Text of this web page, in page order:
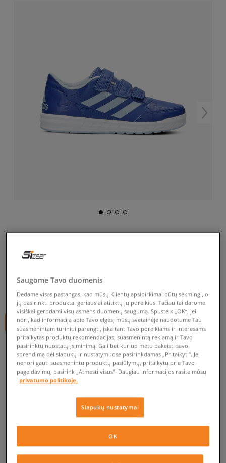
vaikams, kedai
20€
+ 20 tšk.SizeerClub
Prekė neprieinama
Jei prekė vėl bus sandėlyje, gausi pranešimą iš mūsų.
28 16,6 cm Pranešti man
PATIKRINK PRIEINAMUMĄ PARDUOTUVĖJE
Saugome Tavo duomenis
Dedame visas pastangas, kad mūsų Klientų apsipirkimai būtų sėkmingi, o
jų pasirinkti produktai geriausiai atitiktų jų poreikius. Tačiau tai darome
visiškai gerbdami visų asmens duomenų saugumą. Spustelk „OK“, jei
nori, kad informaciją apie Tavo elgesį mūsų svetainėje naudotume Tau
suasmenintam turiniui parengti, įskaitant Tavo poreikiams ir interesams
pritaikytas produktų rekomendacijas, suasmenintą reklamą ir Tavo
pasirinktų nuostatų įsiminimą. Gali bet kuriuo metu pakeisti savo
sprendimą dėl slapukų ir nustatymuose pasirinkdamas „Pritaikyti“. Jei
nenori gauti suasmenintų produktų pasiūlymų, pritaikytų prie Tavo
pageidavimų, pasirink „Atmesti visus”. Daugiau informacijos rasite mūsų
privatumo politikoje.
Slapukų nustatymai
OK